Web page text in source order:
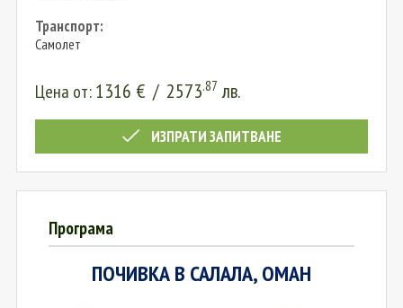
Транспорт:
Самолет
Цена от:1316 € / 2573.87 лв.
ИЗПРАТИ ЗАПИТВАНЕ
Програма
ПОЧИВКА В САЛАЛА, ОМАН